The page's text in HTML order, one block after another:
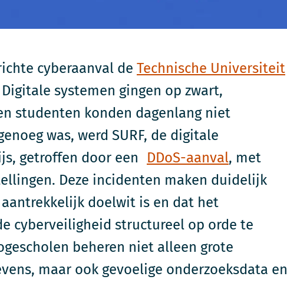
cyberaanval de Technische Universiteit
systemen gingen op zwart,
studenten konden dagenlang niet
was, werd SURF, de digitale
getroffen door een
DDoS-aanval, met
Deze incidenten maken duidelijk
doelwit is en dat het
cyberveiligheid structureel op orde te
beheren niet alleen grote
maar ook gevoelige onderzoeksdata en